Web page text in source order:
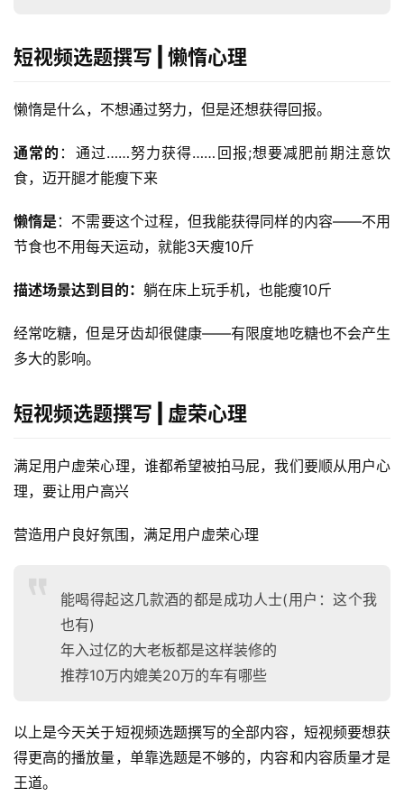
短视频选题撰写 | 懒惰心理
懒惰是什么，不想通过努力，但是还想获得回报。
通常的 ：通过……努力获得……回报;想要减肥前期注意饮
食，迈开腿才能瘦下来
懒惰是：不需要这个过程，但我能获得同样的内容——不用
节食也不用每天运动，就能3天瘦10斤
描述场景达到目的： 躺在床上玩手机，也能瘦10斤
经常吃糖，但是牙齿却很健康——有限度地吃糖也不会产生
多大的影响。
短视频选题撰写 | 虚荣心理
满足用户虚荣心理，谁都希望被拍马屁，我们要顺从用户心
理，要让用户高兴
营造用户良好氛围，满足用户虚荣心理
能喝得起这几款酒的都是成功人士(用户：这个我
也有)
年入过亿的大老板都是这样装修的
推荐10万内媲美20万的车有哪些
以上是今天关于短视频选题撰写的全部内容，短视频要想获
得更高的播放量，单靠选题是不够的，内容和内容质量才是
王道。